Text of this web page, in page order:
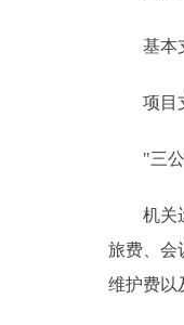
基本支
项目支
"三公"
机关运
旅费、会
维护费以